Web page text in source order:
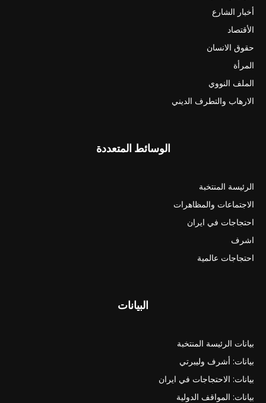
أخبار الشارع
الأقتصاد
حقوق الانسان
المرأة
الملف النووي
الارهاب والتطرف الديني
الوسائط المتعددة
الرئيسة المنتخبة
الاجتماعات والمظاهرات
احتجاجات في ايران
اشرف
احتجاجات عالمية
البيانات
بيانات الرئيسة المنتخبة
بيانات: أشرف وليبرتي
بيانات: الاحتجاجات في ايران
بيانات: المواقف الدولية